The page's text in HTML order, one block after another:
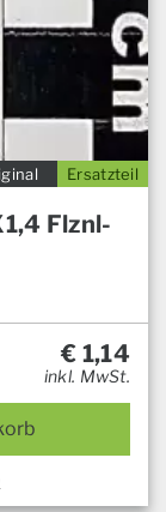
Ersatzteil
Flznl-
€ 1,14
inkl. MwSt.